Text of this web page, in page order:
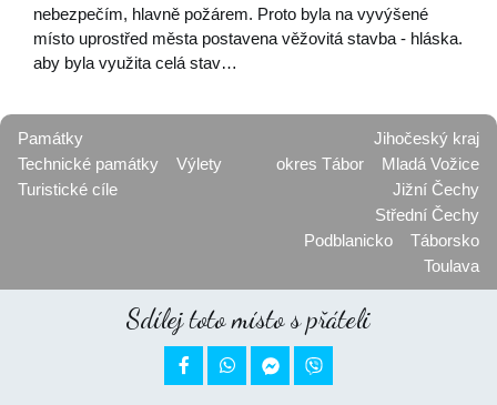
nebezpečím, hlavně požárem. Proto byla na vyvýšené
místo uprostřed města postavena věžovitá stavba - hláska.
aby byla využita celá stav…
Památky
Technické památky
Výlety
Turistické cíle
Jihočeský kraj
okres Tábor
Mladá Vožice
Jižní Čechy
Střední Čechy
Podblanicko
Táborsko
Toulava
Sdílej toto místo s přáteli
 